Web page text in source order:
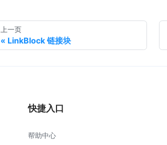
上一页
LinkBlock 链接块
快捷入口
帮助中心